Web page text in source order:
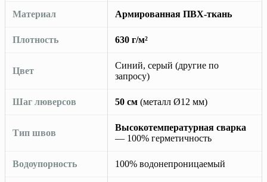
Материал Армированная ПВХ-ткань
Плотность 630 г/м²
Цвет
Синий, серый (другие по
запросу)
Шаг люверсов 50 см (металл Ø12 мм)
Тип швов
Высокотемпературная сварка
— 100% герметичность
Водоупорность 100% водонепроницаемый